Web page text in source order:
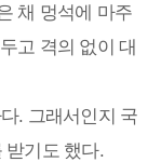
채 멍석에 마주
고 격의 없이 대
. 그래서인지 국
받기도 했다.